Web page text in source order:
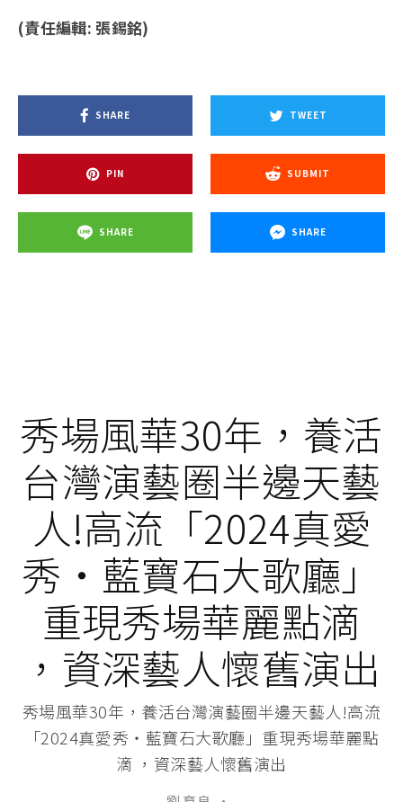
(責任編輯: 張錫銘)
SHARE TWEET
PIN SUBMIT
SHARE SHARE
秀場風華30年，養活
台灣演藝圈半邊天藝
人!高流「2024真愛
秀‧藍寶石大歌廳」
重現秀場華麗點滴
，資深藝人懷舊演出
秀場風華30年，養活台灣演藝圈半邊天藝人!高流
「2024真愛秀‧藍寶石大歌廳」重現秀場華麗點
滴 ，資深藝人懷舊演出